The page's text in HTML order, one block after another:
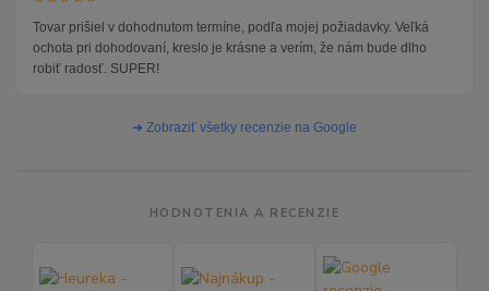
Tovar prišiel v dohodnutom termíne, podľa mojej požiadavky. Veľká
ochota pri dohodovaní, kreslo je krásne a verím, že nám bude dlho
robiť radosť. SUPER!
➜ Zobraziť všetky recenzie na Google
HODNOTENIA A RECENZIE